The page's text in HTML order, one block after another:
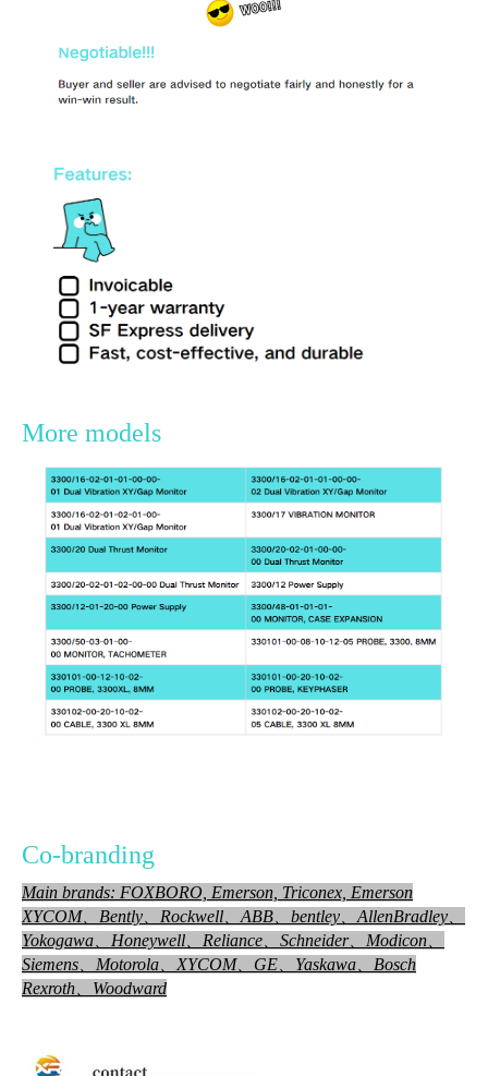
More models
Co-branding
Main brands: FOXBORO, Emerson, Triconex, Emerson
XYCOM、Bently、Rockwell、ABB、bentley、AllenBradley、
Yokogawa、Honeywell、 Reliance、Schneider、Modicon、
Siemens、Motorola、XYCOM、GE、Yaskawa、Bosch
Rexroth、Woodward